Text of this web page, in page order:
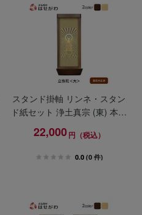
スタンド掛軸 リンネ・スタン
ド紙セット 浄土真宗 (東) 本尊
のみ 大
22,000円（税込）
0.0 (0 件)